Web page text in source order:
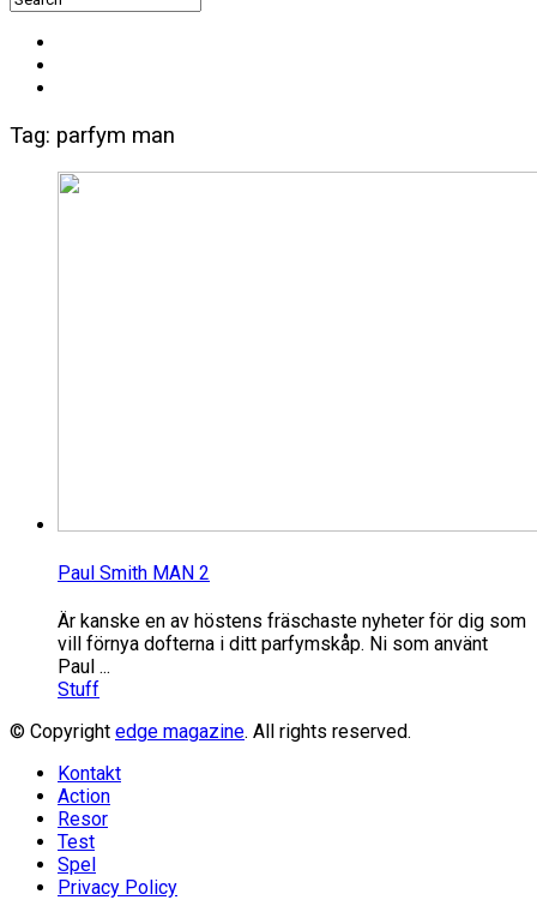
Tag: parfym man
Paul Smith MAN 2
Är kanske en av höstens fräschaste nyheter för dig som
vill förnya dofterna i ditt parfymskåp. Ni som använt
Paul ...
Stuff
© Copyright edge magazine. All rights reserved.
Kontakt
Action
Resor
Test
Spel
Privacy Policy